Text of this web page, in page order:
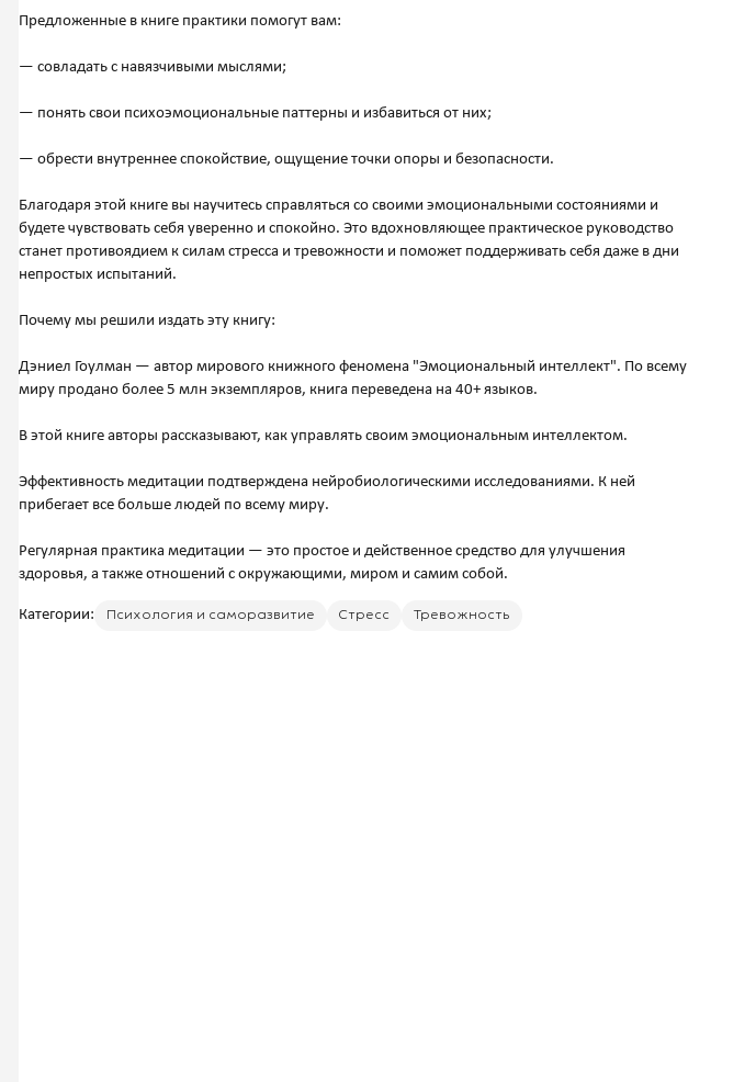
Предложенные в книге практики помогут вам:
— совладать с навязчивыми мыслями;
— понять свои психоэмоциональные паттерны и избавиться от них;
— обрести внутреннее спокойствие, ощущение точки опоры и безопасности.
Благодаря этой книге вы научитесь справляться со своими эмоциональными состояниями и
будете чувствовать себя уверенно и спокойно. Это вдохновляющее практическое руководство
станет противоядием к силам стресса и тревожности и поможет поддерживать себя даже в дни
непростых испытаний.
Почему мы решили издать эту книгу:
Дэниел Гоулман — автор мирового книжного феномена "Эмоциональный интеллект". По всему
миру продано более 5 млн экземпляров, книга переведена на 40+ языков.
В этой книге авторы рассказывают, как управлять своим эмоциональным интеллектом.
Эффективность медитации подтверждена нейробиологическими исследованиями. К ней
прибегает все больше людей по всему миру.
Регулярная практика медитации — это простое и действенное средство для улучшения
Категории: Психология и саморазвитие Стресс Тревожность